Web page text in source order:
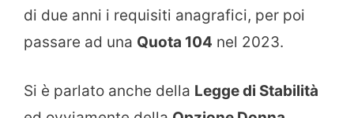
di due anni i requisiti anagrafici, per poi
passare ad una Quota 104 nel 2023.
Si è parlato anche della Legge di Stabilità